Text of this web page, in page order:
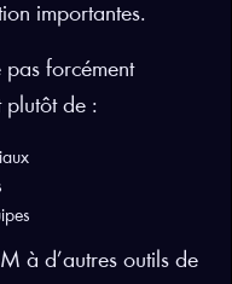
importantes.
pas forcément
plutôt de :
à d’autres outils de